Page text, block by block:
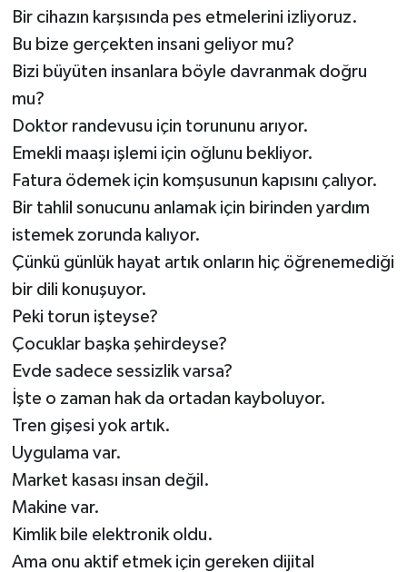
Bir cihazın karşısında pes etmelerini izliyoruz.
Bu bize gerçekten insani geliyor mu?
Bizi büyüten insanlara böyle davranmak doğru
mu?
Doktor randevusu için torununu arıyor.
Emekli maaşı işlemi için oğlunu bekliyor.
Fatura ödemek için komşusunun kapısını çalıyor.
Bir tahlil sonucunu anlamak için birinden yardım
istemek zorunda kalıyor.
Çünkü günlük hayat artık onların hiç öğrenemediği
bir dili konuşuyor.
Peki torun işteyse?
Çocuklar başka şehirdeyse?
Evde sadece sessizlik varsa?
İşte o zaman hak da ortadan kayboluyor.
Tren gişesi yok artık.
Uygulama var.
Market kasası insan değil.
Makine var.
Kimlik bile elektronik oldu.
Ama onu aktif etmek için gereken dijital